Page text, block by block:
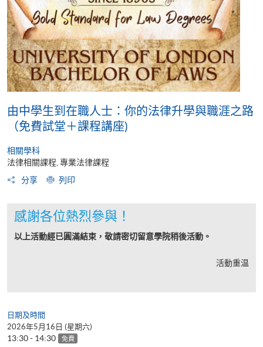
由中學生到在職人士：你的法律升學與職涯之路
（免費試堂＋課程講座)
相關學科
法律相關課程, 專業法律課程
分享
列印
感謝各位熱烈參與！
以上活動經已圓滿結束，敬請密切留意學院稍後活動。
活動重温
日期及時間
2026年5月16日 (星期六)
13:30 - 14:30 免費